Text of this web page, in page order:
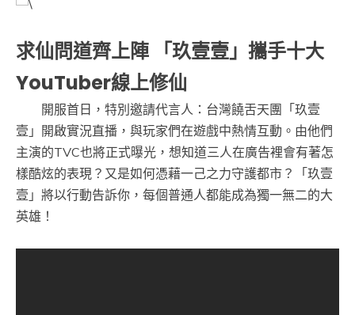
求仙問道齊上陣 「玖壹壹」攜手十大
YouTuber線上修仙
開服首日，特別邀請代言人：台灣饒舌天團「玖壹
壹」開啟實況直播，與玩家們在遊戲中熱情互動。由他們
主演的TVC也將正式曝光，想知道三人在廣告裡會有著怎
樣酷炫的表現？又是如何憑藉一己之力守護都市？「玖壹
壹」將以行動告訴你，每個普通人都能成為獨一無二的大
英雄！